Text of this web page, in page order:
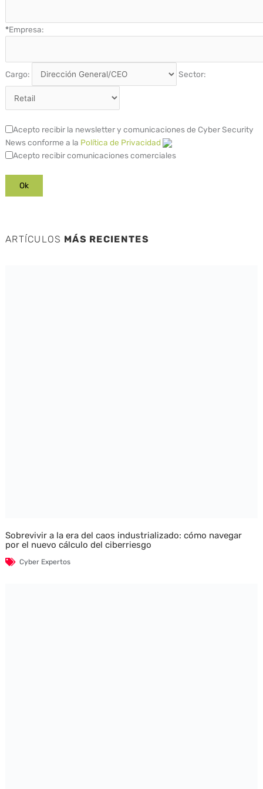
*Empresa:
Cargo: Sector:
Acepto recibir la newsletter y comunicaciones de Cyber Security
News conforme a la Política de Privacidad
Acepto recibir comunicaciones comerciales
ARTÍCULOS MÁS RECIENTES
Sobrevivir a la era del caos industrializado: cómo navegar
por el nuevo cálculo del ciberriesgo
Cyber Expertos